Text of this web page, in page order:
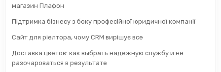
магазин Плафон
Підтримка бізнесу з боку професійної юридичної компанії
Сайт для ріелтора, чому CRM вирішує все
Доставка цветов: как выбрать надёжную службу и не
разочароваться в результате